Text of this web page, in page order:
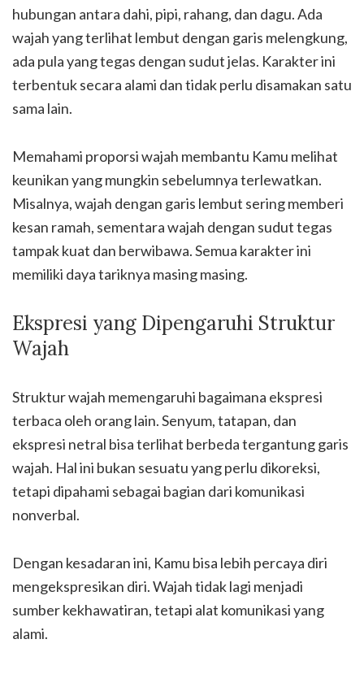
hubungan antara dahi, pipi, rahang, dan dagu. Ada
wajah yang terlihat lembut dengan garis melengkung,
ada pula yang tegas dengan sudut jelas. Karakter ini
terbentuk secara alami dan tidak perlu disamakan satu
sama lain.
Memahami proporsi wajah membantu Kamu melihat
keunikan yang mungkin sebelumnya terlewatkan.
Misalnya, wajah dengan garis lembut sering memberi
kesan ramah, sementara wajah dengan sudut tegas
tampak kuat dan berwibawa. Semua karakter ini
memiliki daya tariknya masing masing.
Ekspresi yang Dipengaruhi Struktur
Wajah
Struktur wajah memengaruhi bagaimana ekspresi
terbaca oleh orang lain. Senyum, tatapan, dan
ekspresi netral bisa terlihat berbeda tergantung garis
wajah. Hal ini bukan sesuatu yang perlu dikoreksi,
tetapi dipahami sebagai bagian dari komunikasi
nonverbal.
Dengan kesadaran ini, Kamu bisa lebih percaya diri
mengekspresikan diri. Wajah tidak lagi menjadi
sumber kekhawatiran, tetapi alat komunikasi yang
alami.